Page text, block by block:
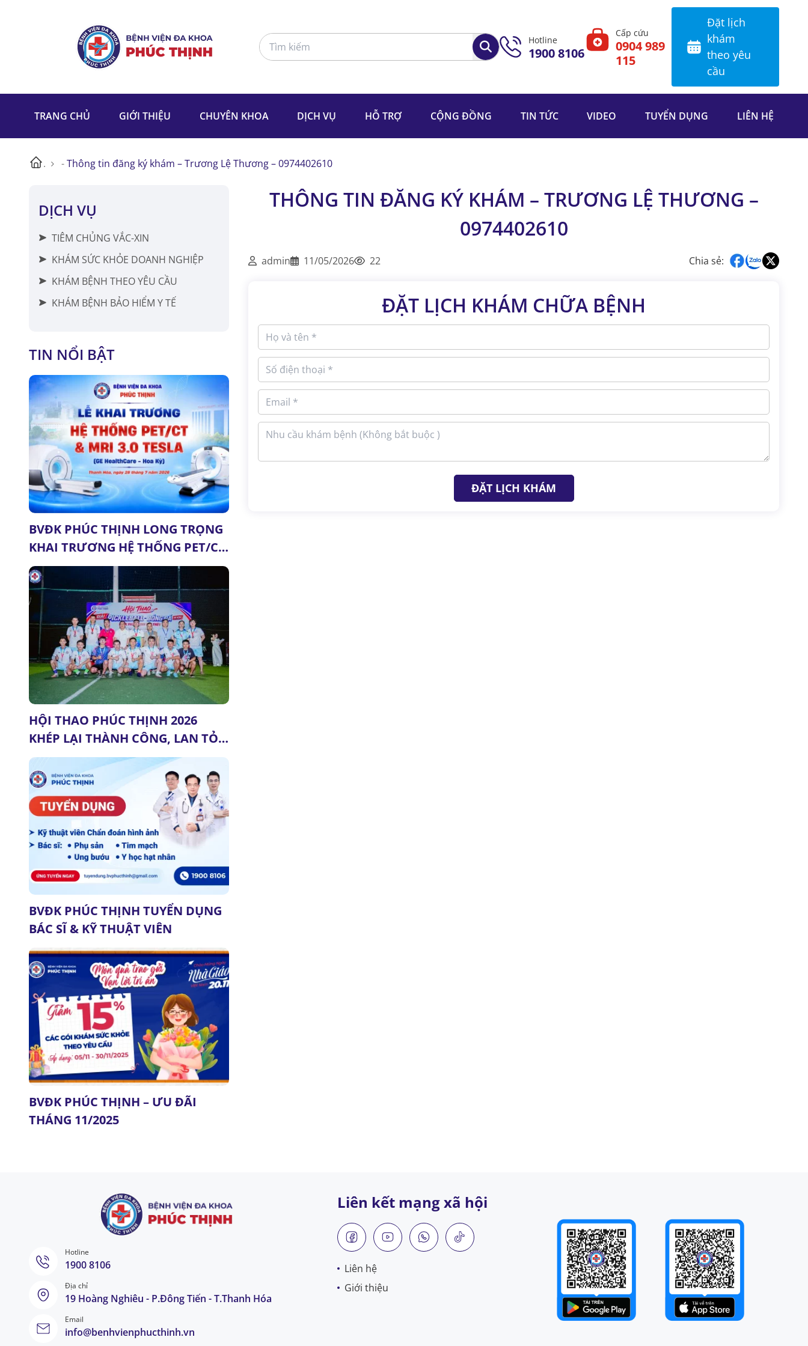
Hotline
1900 8106
Cấp cứu
0904 989
115
Đặt lịch
khám
theo yêu
cầu
TRANG CHỦ GIỚI THIỆU CHUYÊN KHOA DỊCH VỤ HỖ TRỢ CỘNG ĐỒNG TIN TỨC VIDEO TUYỂN DỤNG LIÊN HỆ
. -Thông tin đăng ký khám – Trương Lệ Thương – 0974402610
DỊCH VỤ
TIÊM CHỦNG VẮC-XIN
KHÁM SỨC KHỎE DOANH NGHIỆP
KHÁM BỆNH THEO YÊU CẦU
KHÁM BỆNH BẢO HIỂM Y TẾ
TIN NỔI BẬT
BVĐK PHÚC THỊNH LONG TRỌNG
KHAI TRƯƠNG HỆ THỐNG PET/CT
& MRI 3.0 TESLA (GE HEALTHCARE
– HOA KỲ): DẤU MỐC QUAN
TRỌNG CỦA Y TẾ THANH HÓA
HỘI THAO PHÚC THỊNH 2026
KHÉP LẠI THÀNH CÔNG, LAN TỎA
TINH THẦN ĐOÀN KẾT
BVĐK PHÚC THỊNH TUYỂN DỤNG
BÁC SĨ & KỸ THUẬT VIÊN
BVĐK PHÚC THỊNH – ƯU ĐÃI
THÁNG 11/2025
THÔNG TIN ĐĂNG KÝ KHÁM – TRƯƠNG LỆ THƯƠNG –
0974402610
admin 11/05/2026 22 Chia sẻ:
ĐẶT LỊCH KHÁM CHỮA BỆNH
ĐẶT LỊCH KHÁM
Hotline
1900 8106
Địa chỉ
19 Hoàng Nghiêu - P.Đông Tiến - T.Thanh Hóa
Email
info@benhvienphucthinh.vn
Liên kết mạng xã hội
Liên hệ
Giới thiệu